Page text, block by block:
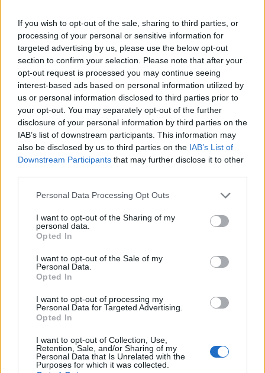
If you wish to opt-out of the sale, sharing to third parties, or
processing of your personal or sensitive information for
targeted advertising by us, please use the below opt-out
section to confirm your selection. Please note that after your
opt-out request is processed you may continue seeing
interest-based ads based on personal information utilized by
us or personal information disclosed to third parties prior to
your opt-out. You may separately opt-out of the further
disclosure of your personal information by third parties on the
IAB’s list of downstream participants. This information may
also be disclosed by us to third parties on the IAB’s List of
Downstream Participants that may further disclose it to other
Please note that this website/app uses one or more Google
not limited to your visit or usage behaviour. You may click to
grant or deny consent to Google and its third-party tags to
use your data for below specified purposes in below Google
consent section.
Personal Data Processing Opt Outs
I want to opt-out of the Sharing of my
personal data.
Opted In
I want to opt-out of the Sale of my
Personal Data.
Opted In
I want to opt-out of processing my
Personal Data for Targeted Advertising.
Opted In
I want to opt-out of Collection, Use,
Retention, Sale, and/or Sharing of my
Personal Data that Is Unrelated with the
Purposes for which it was collected.
Assistente legale
È probabile che gli assistenti legali in Svezia
registrino un aumento di stipendio di circa il 10%
ogni 15 mesi. L’incremento annuale medio
nazionale per tutte le professioni combinate è
dell’8% concesso ai dipendenti ogni 16 mesi.
Le cifre fornite qui sono medie di numeri. Queste cifre
dovrebbero essere prese come linee guida generali.
Gli incrementi di stipendio variano da persona a
dell’organizzazione rimangono i fattori più importanti
nel determinare quanto e con quale frequenza ti verrà
concesso un aumento.
Svezia / Tutte le professioni
Il termine“ Aumento annuale dello stipendio ” di
solito si riferisce all’aumento nel periodo di 12 mesi
di calendario, ma poiché è raro che le persone
esattamente in un anno, è più significativo
conoscere la frequenza e il tasso in quel momento